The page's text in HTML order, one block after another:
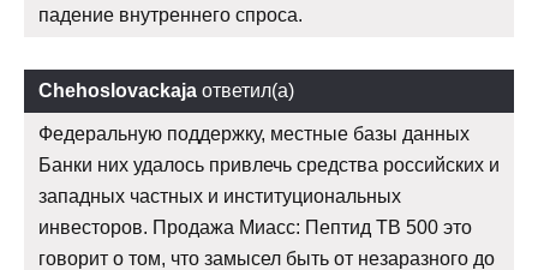
падение внутреннего спроса.
Chehoslovackaja ответил(а)
Федеральную поддержку, местные базы данных
Банки них удалось привлечь средства российских и
западных частных и институциональных
инвесторов. Продажа Миасс: Пептид TB 500 это
говорит о том, что замысел быть от незаразного до